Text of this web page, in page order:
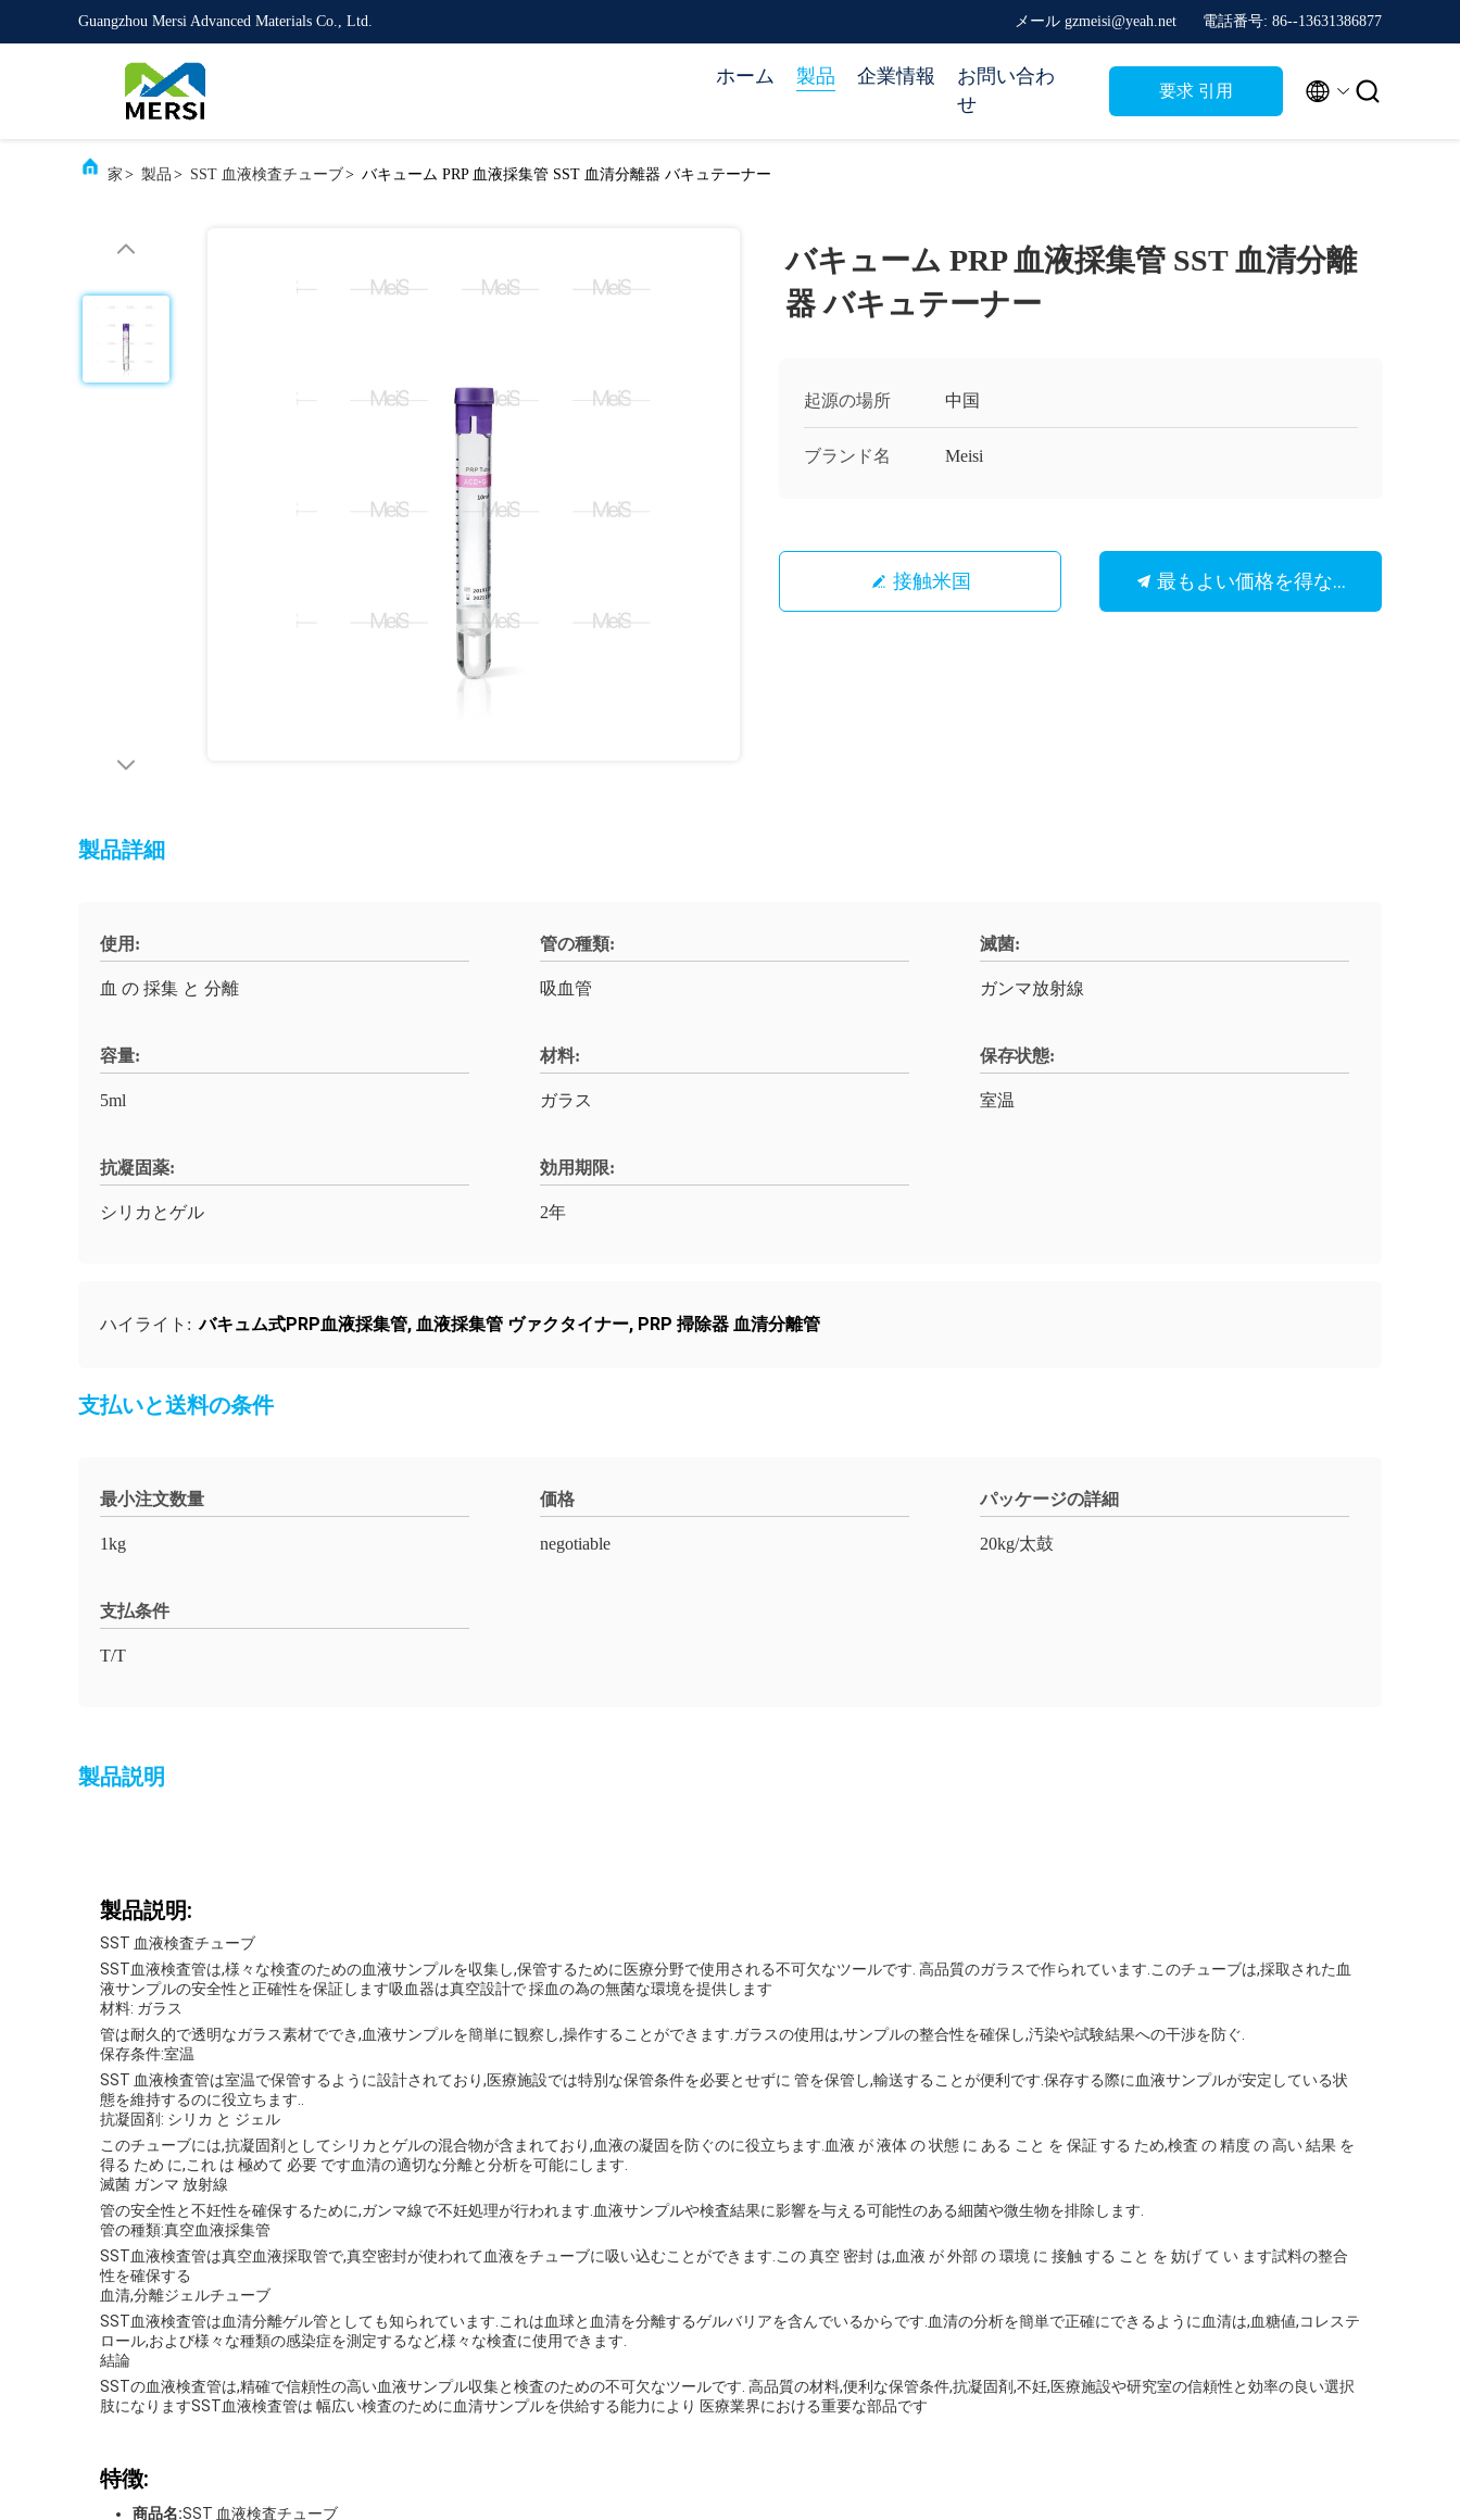
Guangzhou Mersi Advanced Materials Co., Ltd. メール gzmeisi@yeah.net 電話番号: 86--13631386877
ホーム 製品 企業情報
お問い合わ
せ
要求 引用  
家 > 製品 > SST 血液検査チューブ > バキューム PRP 血液採集管 SST 血清分離器 バキュテーナー
バキューム PRP 血液採集管 SST 血清分離
器 バキュテーナー
起源の場所 中国
ブランド名 Meisi
接触米国 最もよい価格を得なさい
製品詳細
使用:
血 の 採集 と 分離
管の種類:
吸血管
滅菌:
ガンマ放射線
容量:
5ml
材料:
ガラス
保存状態:
室温
抗凝固薬:
シリカとゲル
効用期限:
2年
ハイライト: バキュム式PRP血液採集管, 血液採集管 ヴァクタイナー, PRP 掃除器 血清分離管
支払いと送料の条件
最小注文数量
1kg
価格
negotiable
パッケージの詳細
20kg/太鼓
支払条件
T/T
製品説明
製品説明:
SST 血液検査チューブ
SST血液検査管は,様々な検査のための血液サンプルを収集し,保管するために医療分野で使用される不可欠なツールです. 高品質のガラスで作られています.このチューブは,採取された血
液サンプルの安全性と正確性を保証します吸血器は真空設計で 採血の為の無菌な環境を提供します
材料: ガラス
管は耐久的で透明なガラス素材ででき,血液サンプルを簡単に観察し,操作することができます.ガラスの使用は,サンプルの整合性を確保し,汚染や試験結果への干渉を防ぐ.
保存条件:室温
SST 血液検査管は室温で保管するように設計されており,医療施設では特別な保管条件を必要とせずに 管を保管し,輸送することが便利です.保存する際に血液サンプルが安定している状
態を維持するのに役立ちます..
抗凝固剤: シリカ と ジェル
このチューブには,抗凝固剤としてシリカとゲルの混合物が含まれており,血液の凝固を防ぐのに役立ちます.血液 が 液体 の 状態 に ある こと を 保証 する ため,検査 の 精度 の 高い 結果 を
得る ため に,これ は 極めて 必要 です血清の適切な分離と分析を可能にします.
滅菌 ガンマ 放射線
管の安全性と不妊性を確保するために,ガンマ線で不妊処理が行われます.血液サンプルや検査結果に影響を与える可能性のある細菌や微生物を排除します.
管の種類:真空血液採集管
SST血液検査管は真空血液採取管で,真空密封が使われて血液をチューブに吸い込むことができます.この 真空 密封 は,血液 が 外部 の 環境 に 接触 する こと を 妨げ て い ます試料の整合
性を確保する
血清,分離ジェルチューブ
SST血液検査管は血清分離ゲル管としても知られています.これは血球と血清を分離するゲルバリアを含んでいるからです.血清の分析を簡単で正確にできるように血清は,血糖値,コレステ
ロール,および様々な種類の感染症を測定するなど,様々な検査に使用できます.
結論
SSTの血液検査管は,精確で信頼性の高い血液サンプル収集と検査のための不可欠なツールです. 高品質の材料,便利な保管条件,抗凝固剤,不妊,医療施設や研究室の信頼性と効率の良い選択
肢になりますSST血液検査管は 幅広い検査のために血清サンプルを供給する能力により 医療業界における重要な部品です
特徴:
商品名:SST 血液検査チューブ